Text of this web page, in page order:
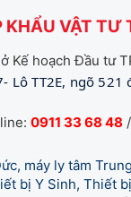
KHẨU VẬT TƯ
Kế hoạch Đầu tư
Lô TT2E, ngõ
0911 33 68 48 /
máy ly tâm
bị Y Sinh, Thiết